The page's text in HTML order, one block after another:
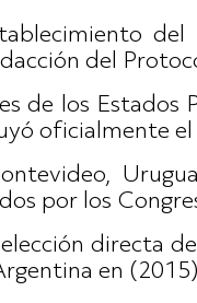
del
de los
oficialmente
por los
directa
en